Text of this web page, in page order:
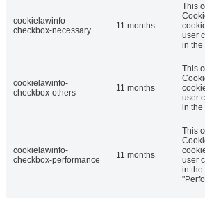
cookielawinfo-
checkbox-necessary
11 months
This
user
in the
cookielawinfo-
checkbox-others
11 months
This
user
in the
cookielawinfo-
checkbox-performance
11 months
This
user
in the